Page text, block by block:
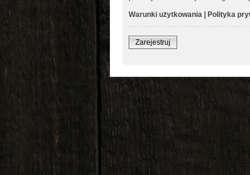
Warunki użytkowania
Polityka
Zarejestruj